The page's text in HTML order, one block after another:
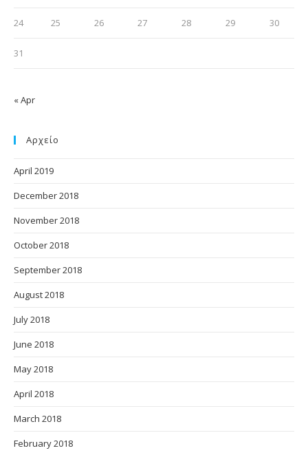
24 25 26 27 28 29 30
31
« Apr
Αρχείο
April 2019
December 2018
November 2018
October 2018
September 2018
August 2018
July 2018
June 2018
May 2018
April 2018
March 2018
February 2018